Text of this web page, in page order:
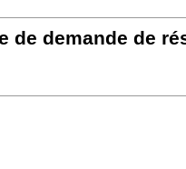
de demande de